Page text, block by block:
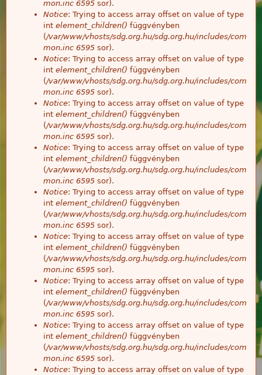
mon.inc 6595 sor).
Notice: Trying to access array offset on value of type
int element_children() függvényben
(/var/www/vhosts/sdg.org.hu/sdg.org.hu/includes/com
mon.inc 6595 sor).
Notice: Trying to access array offset on value of type
int element_children() függvényben
(/var/www/vhosts/sdg.org.hu/sdg.org.hu/includes/com
mon.inc 6595 sor).
Notice: Trying to access array offset on value of type
int element_children() függvényben
(/var/www/vhosts/sdg.org.hu/sdg.org.hu/includes/com
mon.inc 6595 sor).
Notice: Trying to access array offset on value of type
int element_children() függvényben
(/var/www/vhosts/sdg.org.hu/sdg.org.hu/includes/com
mon.inc 6595 sor).
Notice: Trying to access array offset on value of type
int element_children() függvényben
(/var/www/vhosts/sdg.org.hu/sdg.org.hu/includes/com
mon.inc 6595 sor).
Notice: Trying to access array offset on value of type
int element_children() függvényben
(/var/www/vhosts/sdg.org.hu/sdg.org.hu/includes/com
mon.inc 6595 sor).
Notice: Trying to access array offset on value of type
int element_children() függvényben
(/var/www/vhosts/sdg.org.hu/sdg.org.hu/includes/com
mon.inc 6595 sor).
Notice: Trying to access array offset on value of type
int element_children() függvényben
(/var/www/vhosts/sdg.org.hu/sdg.org.hu/includes/com
mon.inc 6595 sor).
Notice: Trying to access array offset on value of type